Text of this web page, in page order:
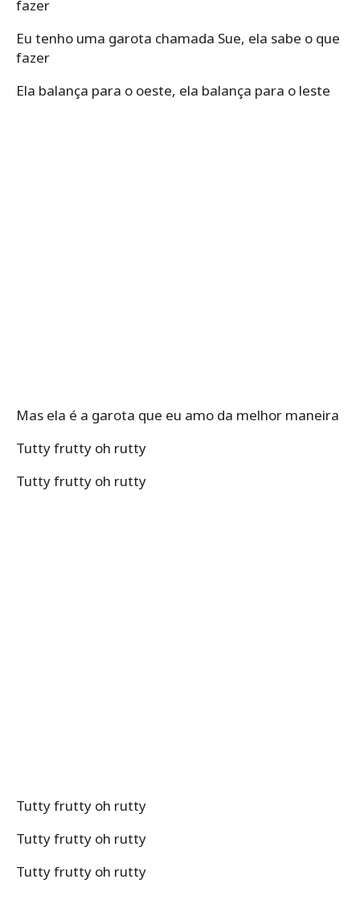
fazer
Eu tenho uma garota chamada Sue, ela sabe o que
fazer
Ela balança para o oeste, ela balança para o leste
Mas ela é a garota que eu amo da melhor maneira
Tutty frutty oh rutty
Tutty frutty oh rutty
Tutty frutty oh rutty
Tutty frutty oh rutty
Tutty frutty oh rutty